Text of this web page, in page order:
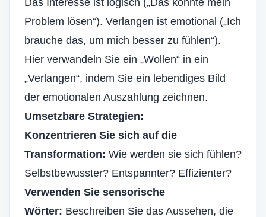
Das Interesse ist logisch („Das könnte mein
Problem lösen“). Verlangen ist emotional („Ich
brauche das, um mich besser zu fühlen“).
Hier verwandeln Sie ein „Wollen“ in ein
„Verlangen“, indem Sie ein lebendiges Bild
der emotionalen Auszahlung zeichnen.
Umsetzbare Strategien:
Konzentrieren Sie sich auf die
Transformation: Wie werden sie sich fühlen?
Selbstbewusster? Entspannter? Effizienter?
Verwenden Sie sensorische
Wörter: Beschreiben Sie das Aussehen, die